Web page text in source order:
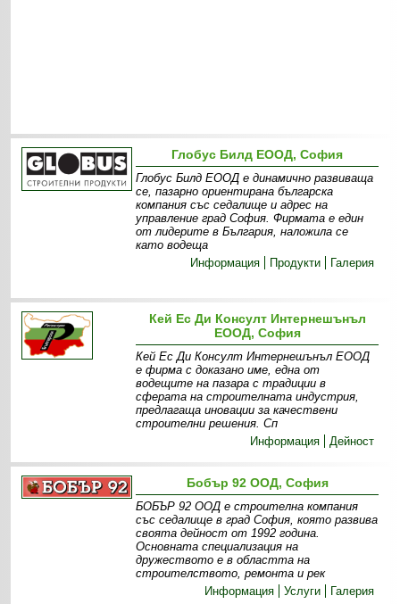
Глобус Билд ЕООД, София
Глобус Билд ЕООД е динамично развиваща
се, пазарно ориентирана българска
компания със седалище и адрес на
управление град София. Фирмата е един
от лидерите в България, наложила се
като водеща
Информация
Продукти Галерия
Кей Ес Ди Консулт Интернешънъл
ЕООД, София
Кей Ес Ди Консулт Интернешънъл ЕООД
е фирма с доказано име, една от
водещите на пазара с традиции в
сферата на строителната индустрия,
предлагаща иновации за качествени
строителни решения. Сп
Информация
Дейност
Бобър 92 ООД, София
БОБЪР 92 ООД е строителна компания
със седалище в град София, която развива
своята дейност от 1992 година.
Основната специализация на
дружеството е в областта на
строителството, ремонта и рек
Информация
Услуги Галерия